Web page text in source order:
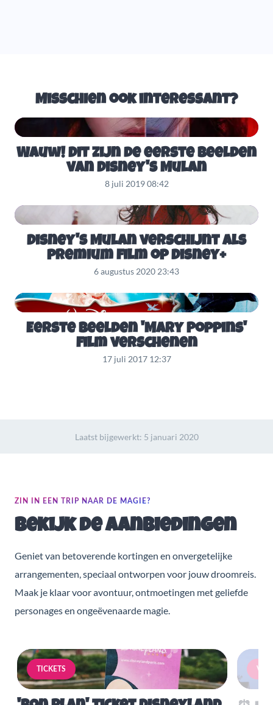
Misschien ook interessant?
Wauw! Dit zijn de eerste beelden
van Disney's Mulan
8 juli 2019 08:42
Disney's Mulan verschijnt als
premium film op Disney+
6 augustus 2020 23:43
Eerste beelden 'Mary Poppins'
film verschenen
17 juli 2017 12:37
Laatst bijgewerkt: 5 januari 2020
ZIN IN EEN TRIP NAAR DE MAGIE?
Bekijk de aanbiedingen
Geniet van betoverende kortingen en onvergetelijke
arrangementen, speciaal ontworpen voor jouw droomreis.
Maak je klaar voor avontuur, ontmoetingen met geliefde
personages en ongeëvenaarde magie.
TICKETS